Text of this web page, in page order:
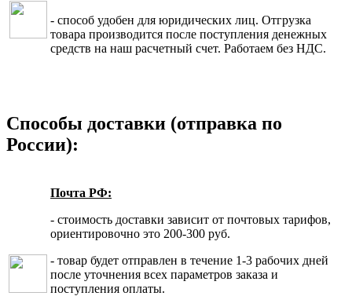
- способ удобен для юридических лиц. Отгрузка
товара производится после поступления денежных
средств на наш расчетный счет. Работаем без НДС.
Способы доставки (отправка по
России):
Почта РФ:
- стоимость доставки зависит от почтовых тарифов,
ориентировочно это 200-300 руб.
- товар будет отправлен в течение 1-3 рабочих дней
после уточнения всех параметров заказа и
поступления оплаты.